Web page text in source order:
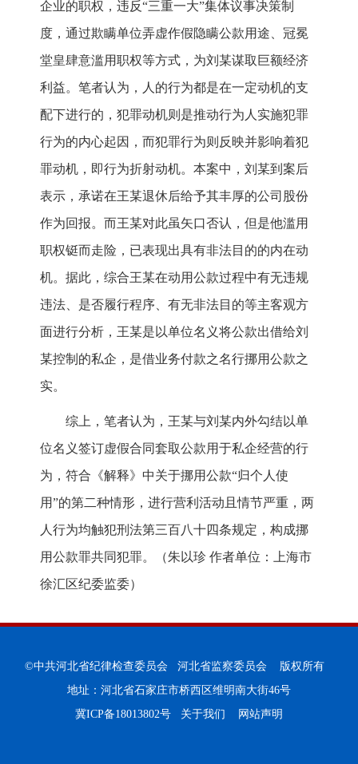
企业的职权，违反“三重一大”集体议事决策制
度，通过欺瞒单位弄虚作假隐瞒公款用途、冠冕
堂皇肆意滥用职权等方式，为刘某谋取巨额经济
利益。笔者认为，人的行为都是在一定动机的支
配下进行的，犯罪动机则是推动行为人实施犯罪
行为的内心起因，而犯罪行为则反映并影响着犯
罪动机，即行为折射动机。本案中，刘某到案后
表示，承诺在王某退休后给予其丰厚的公司股份
作为回报。而王某对此虽矢口否认，但是他滥用
职权铤而走险，已表现出具有非法目的的内在动
机。据此，综合王某在动用公款过程中有无违规
违法、是否履行程序、有无非法目的等主客观方
面进行分析，王某是以单位名义将公款出借给刘
某控制的私企，是借业务付款之名行挪用公款之
实。
综上，笔者认为，王某与刘某内外勾结以单
位名义签订虚假合同套取公款用于私企经营的行
为，符合《解释》中关于挪用公款“归个人使
用”的第二种情形，进行营利活动且情节严重，两
人行为均触犯刑法第三百八十四条规定，构成挪
用公款罪共同犯罪。（朱以珍 作者单位：上海市
徐汇区纪委监委）
©中共河北省纪律检查委员会 河北省监察委员会 版权所有
地址：河北省石家庄市桥西区维明南大街46号
冀ICP备18013802号
关于我们 网站声明